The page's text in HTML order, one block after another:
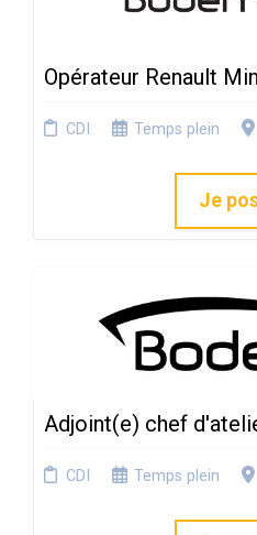
Opérateur Renault
CDI Temps plein
Je
Adjoint(e) chef
CDI Temps plein